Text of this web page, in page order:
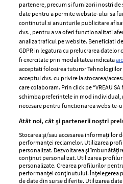
ELLE Style Awards
2024
Despre ELLE
Romania
Contact
Abonamente
GSP
Unica
Baby
Retete
partenere, precum si furnizorii nostri
date pentru a permite website-ului sa
continutul si anunturile publicitare
dvs., pentru a va oferi functionalitati
analiza traficul pe website. Beneficiati
GDPR in legatura cu prelucrarea
fi exercitate prin modalitatea indicata
acceptati folosirea tuturor
acceptul dvs. cu privire la stocarea/
care colaboram. Prin click pe “VREAU SA
schimba preferintele in mod individual,
necesare pentru functionarea website-
Atât noi, cât și partenerii noștri
Stocarea și/sau accesarea informațiilor
performanței reclamelor. Utilizarea
personalizat. Dezvoltarea și
conținut personalizat. Utilizarea
personalizate. Crearea profilurilor
performanței conținutului. Înțelegerea
de date din surse diferite. Utilizarea